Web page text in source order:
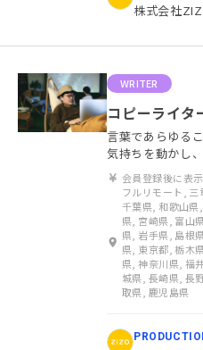
株式会社
WRITER
コピーライタ
言葉であらゆる
気持ちを動かし
会員登録後に表示
フルリモート,
千葉県, 和歌山
県, 宮崎県, 富山
県, 岩手県, 島根
県, 東京都, 栃木
県, 神奈川県, 福
城県, 長崎県, 長
取県, 鹿児島県